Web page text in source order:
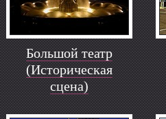
Большой театр
(Историческая
сцена)